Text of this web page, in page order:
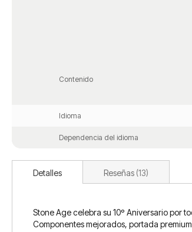
Contenido
Idioma
Dependencia del idioma
Detalles
Stone Age celebra su 10º Aniversario por
Componentes mejorados, portada
Reseñas 13